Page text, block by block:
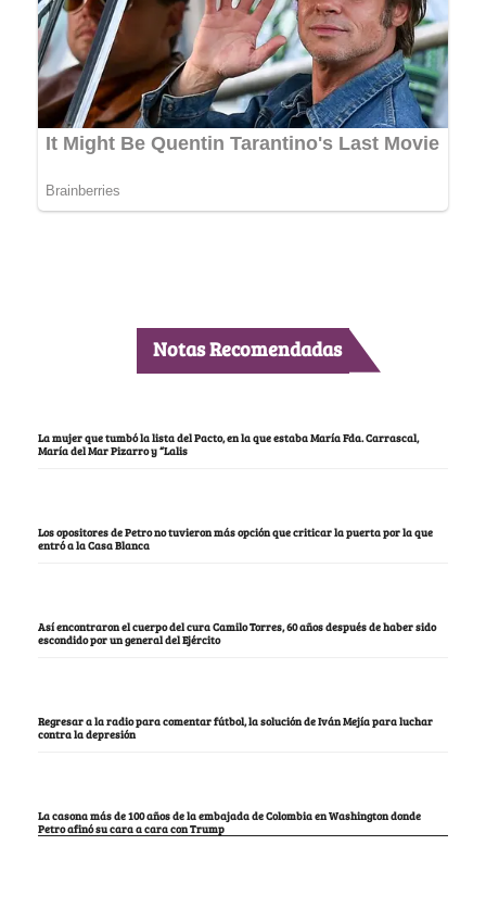
Notas Recomendadas
La mujer que tumbó la lista del Pacto, en la que estaba María Fda. Carrascal,
María del Mar Pizarro y “Lalis
Los opositores de Petro no tuvieron más opción que criticar la puerta por la que
entró a la Casa Blanca
Así encontraron el cuerpo del cura Camilo Torres, 60 años después de haber sido
escondido por un general del Ejército
Regresar a la radio para comentar fútbol, la solución de Iván Mejía para luchar
contra la depresión
La casona más de 100 años de la embajada de Colombia en Washington donde
Petro afinó su cara a cara con Trump